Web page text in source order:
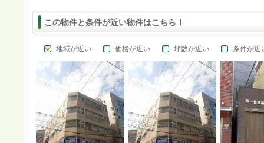
この物件と条件が近い物件はこちら！
地域が近い 価格が近い 坪数が近い 条件が近